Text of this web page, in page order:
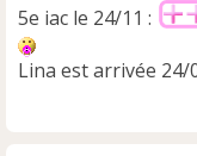
5e iac le 24/11 :
Lina est arrivée 24/